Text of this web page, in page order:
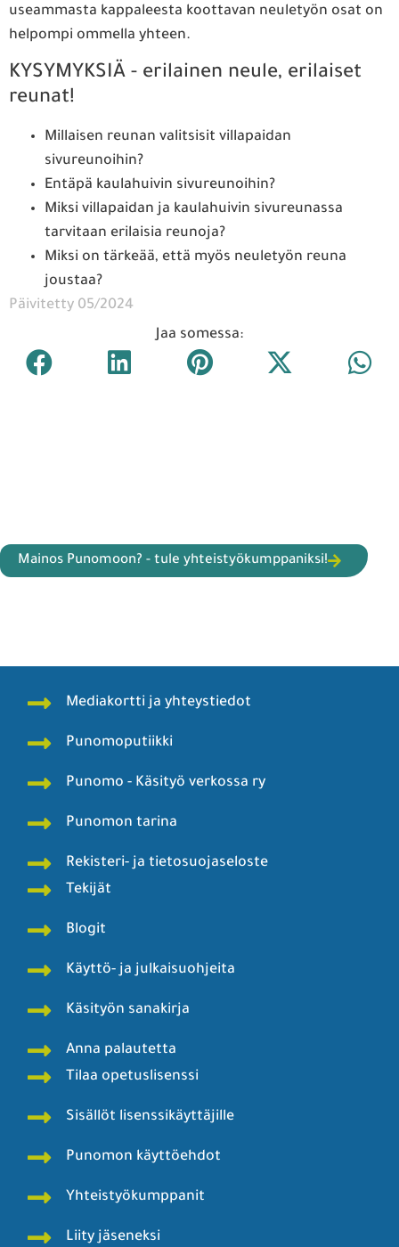
useammasta kappaleesta koottavan neuletyön osat on
helpompi ommella yhteen.
KYSYMYKSIÄ - erilainen neule, erilaiset
reunat!
Millaisen reunan valitsisit villapaidan
sivureunoihin?
Entäpä kaulahuivin sivureunoihin?
Miksi villapaidan ja kaulahuivin sivureunassa
tarvitaan erilaisia reunoja?
Miksi on tärkeää, että myös neuletyön reuna
joustaa?
Päivitetty 05/2024
Jaa somessa:
Mainos Punomoon? - tule yhteistyökumppaniksi!
Mediakortti ja yhteystiedot
Punomoputiikki
Punomo - Käsityö verkossa ry
Punomon tarina
Rekisteri- ja tietosuojaseloste
Tekijät
Blogit
Käyttö- ja julkaisuohjeita
Käsityön sanakirja
Anna palautetta
Tilaa opetuslisenssi
Sisällöt lisenssikäyttäjille
Punomon käyttöehdot
Yhteistyökumppanit
Liity jäseneksi